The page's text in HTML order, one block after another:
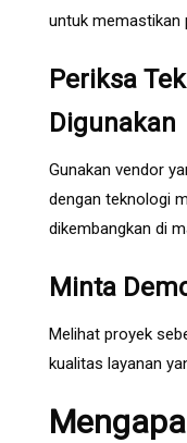
untuk
Periksa
Digunakan
Gunakan vendor
dengan teknologi
dikembangkan di
Minta
Melihat proyek
kualitas layanan